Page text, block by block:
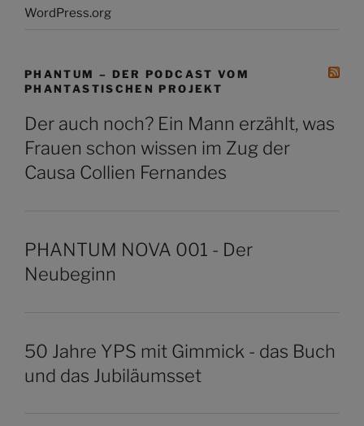
WordPress.org
PHANTUM – DER PODCAST VOM
PHANTASTISCHEN PROJEKT
Der auch noch? Ein Mann erzählt, was
Frauen schon wissen im Zug der
Causa Collien Fernandes
PHANTUM NOVA 001 - Der
Neubeginn
50 Jahre YPS mit Gimmick - das Buch
und das Jubiläumsset